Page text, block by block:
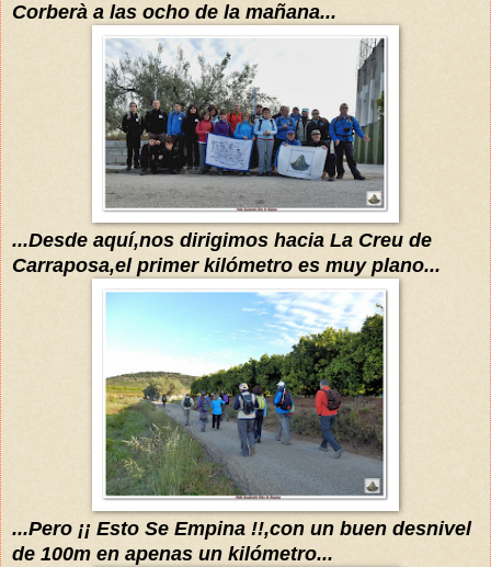
Corberà a las ocho de la mañana...
...Desde aquí,nos dirigimos hacia La Creu de
Carraposa,el primer kilómetro es muy plano...
...Pero ¡¡ Esto Se Empina !!,con un buen desnivel
de 100m en apenas un kilómetro...